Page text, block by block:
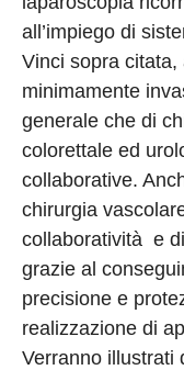
all’impiego di
Vinci sopra
minimamente
generale che di
colorettale ed
collaborative.
chirurgia
collaboratività e
grazie al
precisione e
realizzazione di
Verranno illustrati